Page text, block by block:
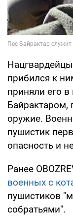
прибился к
приняли его
Байрактаром,
оружие.
пушистик
опасность и
Ранее
военных с
пушистиков
собратьями".